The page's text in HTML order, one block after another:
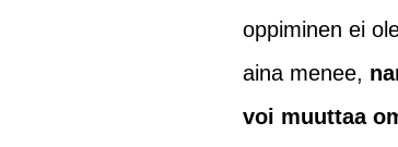
oppiminen ei
aina menee,
voi muuttaa